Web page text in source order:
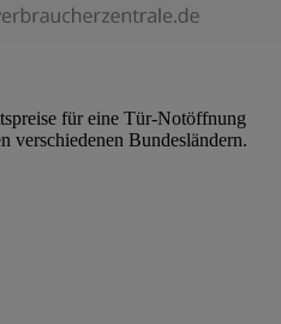
für eine Tür-Notöffnung
verschiedenen Bundesländern.